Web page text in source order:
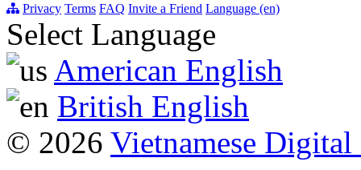
Privacy Terms FAQ Invite a Friend Language (en)
Select Language
American English
British English
© 2026 Vietnamese